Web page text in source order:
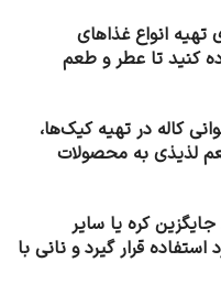
تهیه انواع غذاهای
کنید تا عطر و طعم
کاله در تهیه کیک‌ها،
لذیذی به محصولات
کره یا سایر
قرار گیرد و نانی با